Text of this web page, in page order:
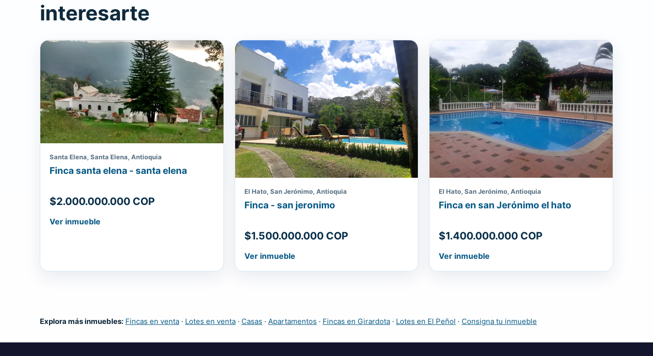
interesarte
Santa Elena, Santa Elena, Antioquia
Finca santa elena - santa elena
$2.000.000.000 COP
Ver inmueble
El Hato, San Jerónimo, Antioquia
Finca - san jeronimo
$1.500.000.000 COP
Ver inmueble
El Hato, San Jerónimo, Antioquia
Finca en san Jerónimo el hato
$1.400.000.000 COP
Ver inmueble
Explora más inmuebles: Fincas en venta · Lotes en venta · Casas · Apartamentos · Fincas en Girardota · Lotes en El Peñol · Consigna tu inmueble